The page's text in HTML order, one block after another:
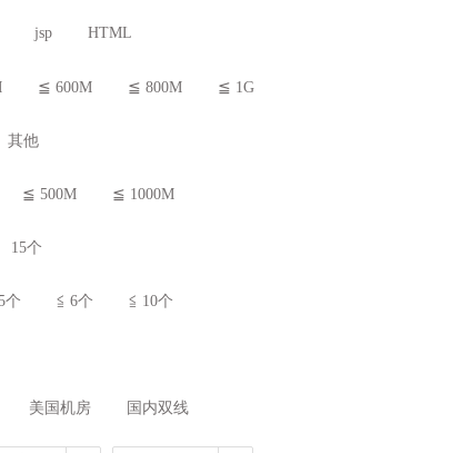
jsp HTML
≦ 600M ≦ 800M ≦ 1G
其他
≦ 500M ≦ 1000M
15个
个 ≦ 6个 ≦ 10个
美国机房 国内双线